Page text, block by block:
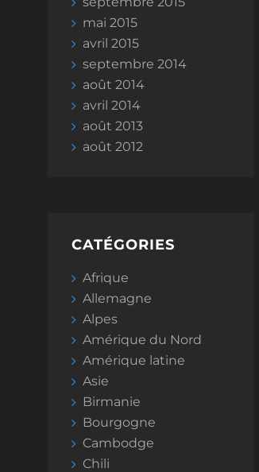
mai 2015
avril 2015
septembre 2014
août 2014
avril 2014
août 2013
août 2012
CATÉGORIES
Afrique
Allemagne
Alpes
Amérique du Nord
Amérique latine
Asie
Birmanie
Bourgogne
Cambodge
Chili